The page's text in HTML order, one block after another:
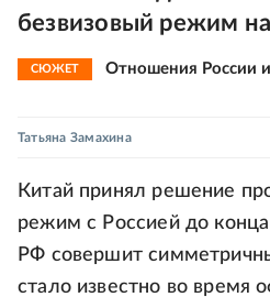
безвизовый режим
СЮЖЕТ Отношения России
Татьяна Замахина
Китай принял решение
режим с Россией до конца
РФ совершит
стало известно во время